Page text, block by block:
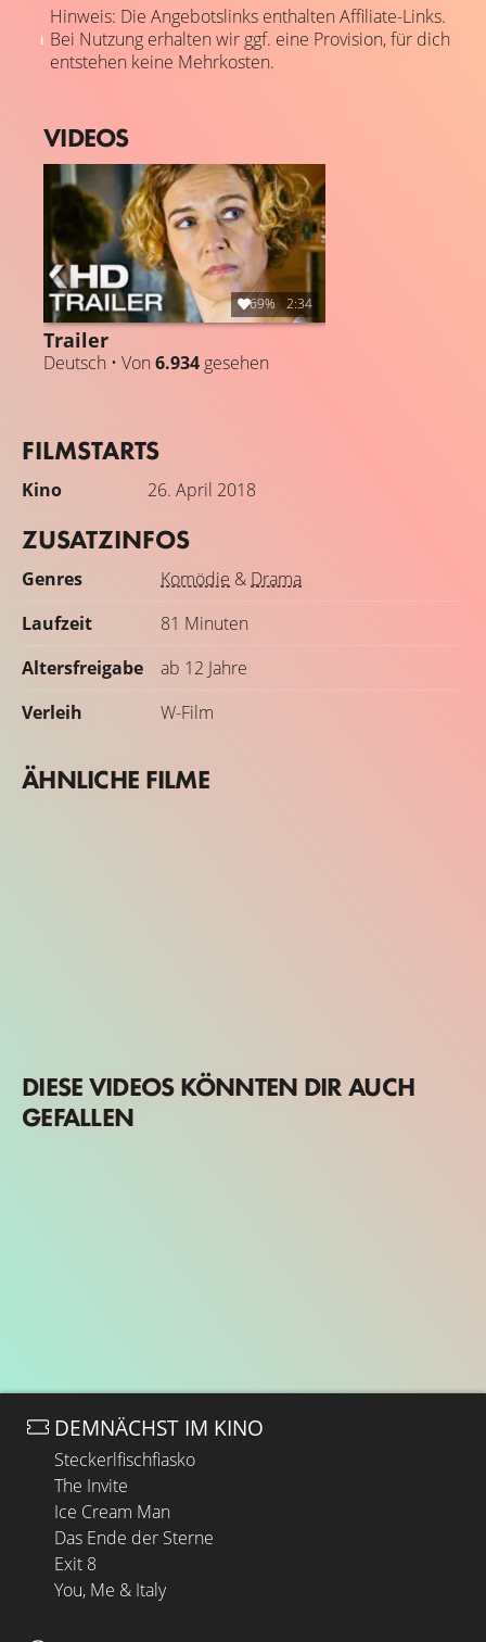
Hinweis: Die Angebotslinks enthalten Affiliate-Links.
Bei Nutzung erhalten wir ggf. eine Provision, für dich
entstehen keine Mehrkosten.
VIDEOS
69% 2:34
Trailer
Deutsch • Von6.934 gesehen
FILMSTARTS
Kino 26. April 2018
ZUSATZINFOS
Genres Komödie & Drama
Laufzeit
81 Minuten
Altersfreigabe
ab 12 Jahre
Verleih
W-Film
ÄHNLICHE FILME
DIESE VIDEOS KÖNNTEN DIR AUCH
GEFALLEN
DEMNÄCHST IM KINO
Steckerlfischfiasko
The Invite
Ice Cream Man
Das Ende der Sterne
Exit 8
You, Me & Italy